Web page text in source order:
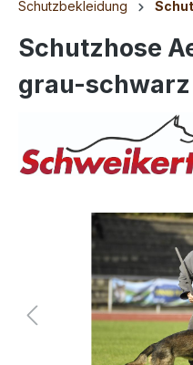
Schutzbekleidung
Schutzhose
grau-schwarz